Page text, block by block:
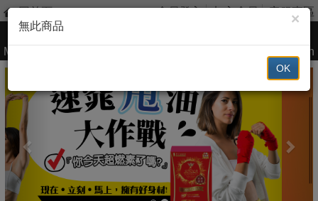
回首頁 會員登入 加入會員 客服專區
Menu
我愛簡單購
Search
Next
×
無此商品
OK